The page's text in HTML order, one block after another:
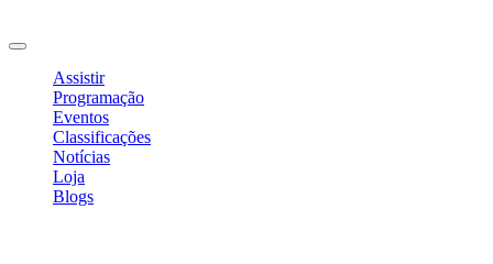
Assistir
Programação
Eventos
Classificações
Notícias
Loja
Blogs